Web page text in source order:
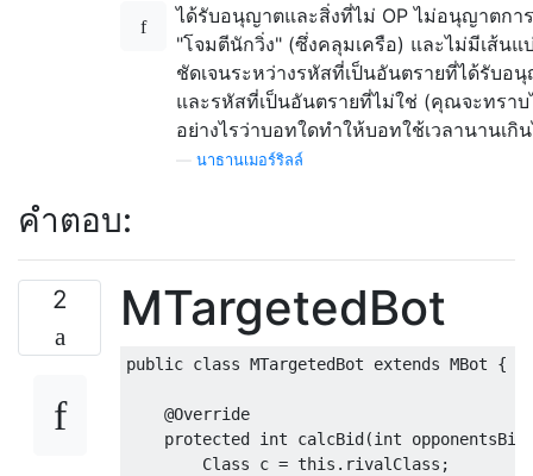
ได้รับอนุญาตและสิ่งที่ไม่ OP ไม่อนุญาตกา
"โจมตีนักวิ่ง" (ซึ่งคลุมเครือ) และไม่มีเส้นแ
ชัดเจนระหว่างรหัสที่เป็นอันตรายที่ได้รับอ
และรหัสที่เป็นอันตรายที่ไม่ใช่ (คุณจะทราบ
อย่างไรว่าบอทใดทำให้บอทใช้เวลานานเกิ
นาธานเมอร์ริลล์
คำตอบ:
2 MTargetedBot
public class MTargetedBot extends MBot {
@Override
protected
int calcBid (int opponentsBid
Class c = this . rivalClass ;